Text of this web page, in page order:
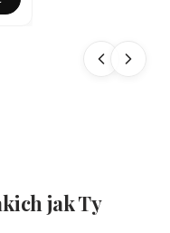
jak Ty